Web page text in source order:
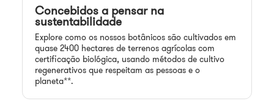
Concebidos a pensar na
sustentabilidade
Explore como os nossos botânicos são cultivados em
quase 2400 hectares de terrenos agrícolas com
certificação biológica, usando métodos de cultivo
regenerativos que respeitam as pessoas e o
planeta**.